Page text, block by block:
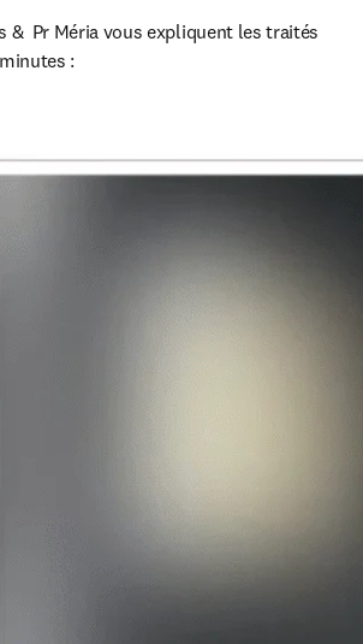
&  Pr Méria vous expliquent les traités
: